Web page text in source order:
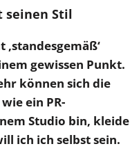
seinen Stil
gewissen Punkt.
können sich die
ein PR-
Studio bin, kleide
ich ich selbst sein.